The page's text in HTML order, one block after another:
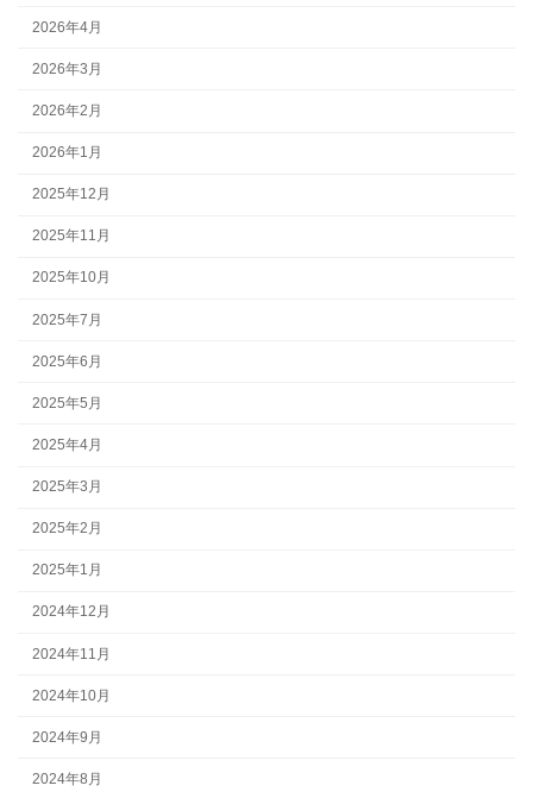
2026年4月
2026年3月
2026年2月
2026年1月
2025年12月
2025年11月
2025年10月
2025年7月
2025年6月
2025年5月
2025年4月
2025年3月
2025年2月
2025年1月
2024年12月
2024年11月
2024年10月
2024年9月
2024年8月